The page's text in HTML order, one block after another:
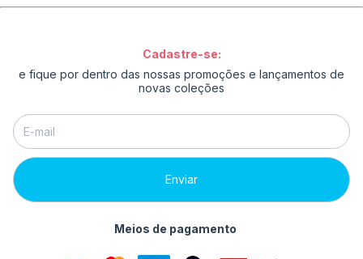
Cadastre-se:
e fique por dentro das nossas promoções e lançamentos de
novas coleções
Meios de pagamento